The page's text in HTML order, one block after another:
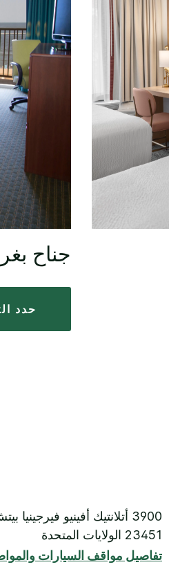
جناح
حدد
3900 أتلانتيك أفينيو فيرجينيا
23451 الولايات المتحدة
تفاصيل مواقف السيارات